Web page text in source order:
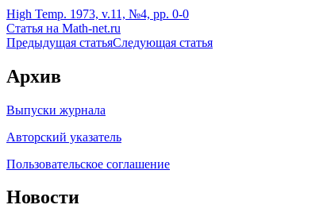
High Temp. 1973, v.11, №4, pp. 0-0
Статья на Math-net.ru
Предыдущая статьяСледующая статья
Архив
Выпуски журнала
Авторский указатель
Пользовательское соглашение
Новости